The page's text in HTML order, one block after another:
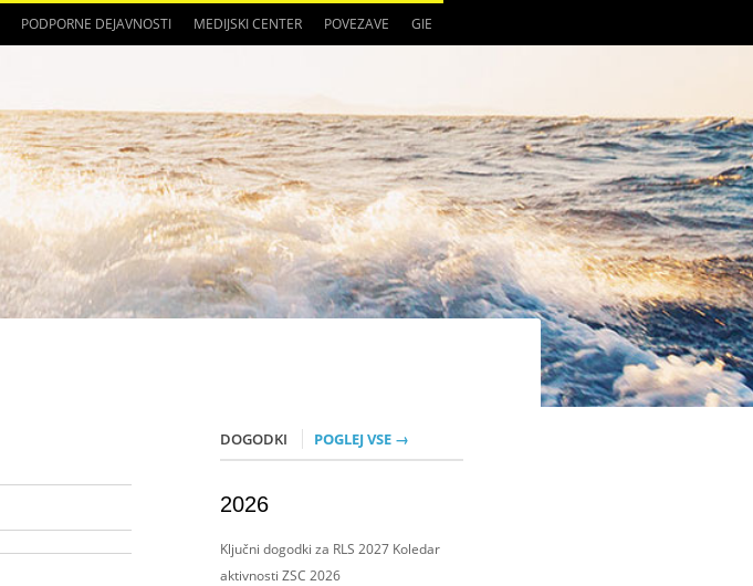
PODPORNE DEJAVNOSTI MEDIJSKI CENTER POVEZAVE GIE
DOGODKI POGLEJ VSE →
2026
Ključni dogodki za RLS 2027 Koledar
aktivnosti ZSC 2026